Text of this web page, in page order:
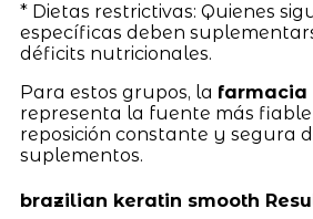
* Dietas restrictivas: Quienes
específicas deben
déficits nutricionales.
Para estos grupos, la farmacia
representa la fuente más
reposición constante y segura
suplementos.
brazilian keratin smooth